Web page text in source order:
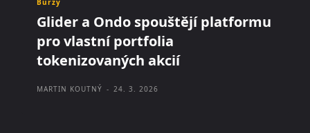
Glider a Ondo spouštějí platformu
pro vlastní portfolia
tokenizovaných akcií
MARTIN KOUTNÝ - 24. 3. 2026